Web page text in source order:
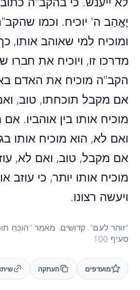
יֶאֱהַב ה' יוכיח. וכמו
ומוכיח למי שאוהב אותו,
מדרכו זו, ויוכיח את חברו
הקב"ה מוכיח את האדם
אם מקבל תוכחתו, טוב,
מוכיח אותו בין אוהביו.
ואם לא, הוא מוכיח אותו
אם מקבל, טוב, ואם לא,
מוכיח אותו יותר, כי עוזב
ויעשה רצונו.
"זוהר לעם". קדושים. מאמר "הוכֵחַ
סעיף 100
מועדפים העתקה